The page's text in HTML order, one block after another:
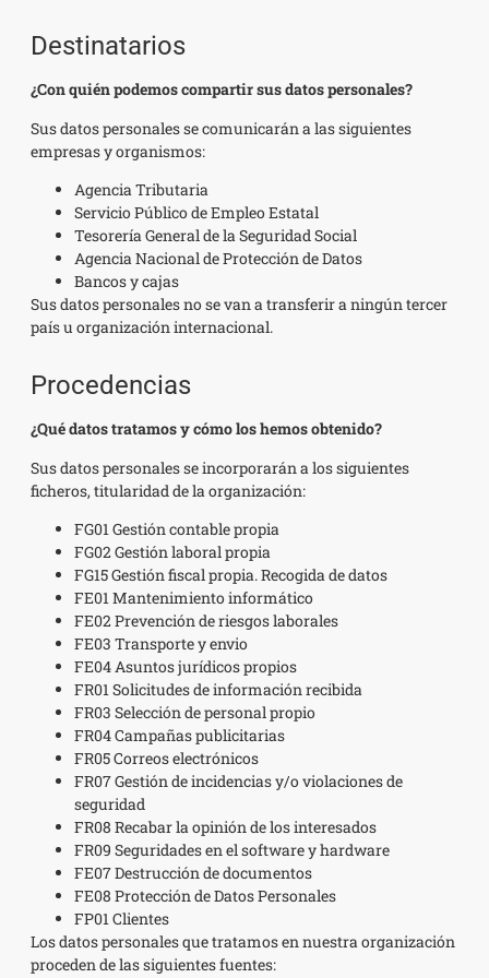
Destinatarios
¿Con quién podemos compartir sus datos personales?
Sus datos personales se comunicarán a las siguientes
empresas y organismos:
Agencia Tributaria
Servicio Público de Empleo Estatal
Tesorería General de la Seguridad Social
Agencia Nacional de Protección de Datos
Bancos y cajas
Sus datos personales no se van a transferir a ningún tercer
país u organización internacional.
Procedencias
¿Qué datos tratamos y cómo los hemos obtenido?
Sus datos personales se incorporarán a los siguientes
ficheros, titularidad de la organización:
FG01 Gestión contable propia
FG02 Gestión laboral propia
FG15 Gestión fiscal propia. Recogida de datos
FE01 Mantenimiento informático
FE02 Prevención de riesgos laborales
FE03 Transporte y envio
FE04 Asuntos jurídicos propios
FR01 Solicitudes de información recibida
FR03 Selección de personal propio
FR04 Campañas publicitarias
FR05 Correos electrónicos
FR07 Gestión de incidencias y/o violaciones de
seguridad
FR08 Recabar la opinión de los interesados
FR09 Seguridades en el software y hardware
FE07 Destrucción de documentos
FE08 Protección de Datos Personales
FP01 Clientes
Los datos personales que tratamos en nuestra organización
proceden de las siguientes fuentes: